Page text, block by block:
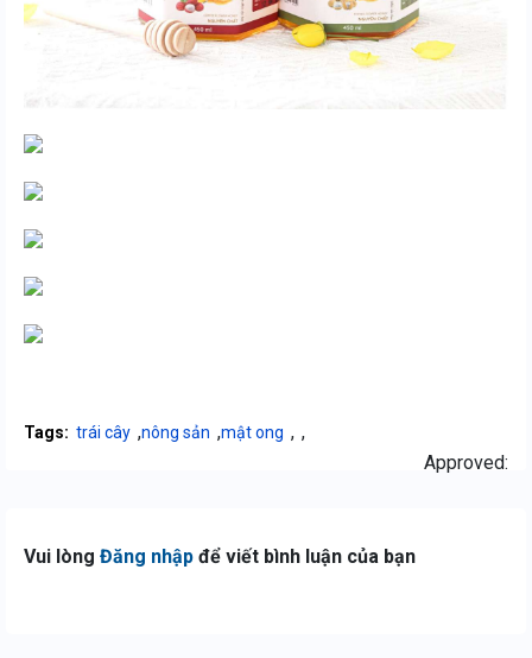
Tags: trái cây ,nông sản ,mật ong , ,
Approved:
Vui lòng Đăng nhập để viết bình luận của bạn